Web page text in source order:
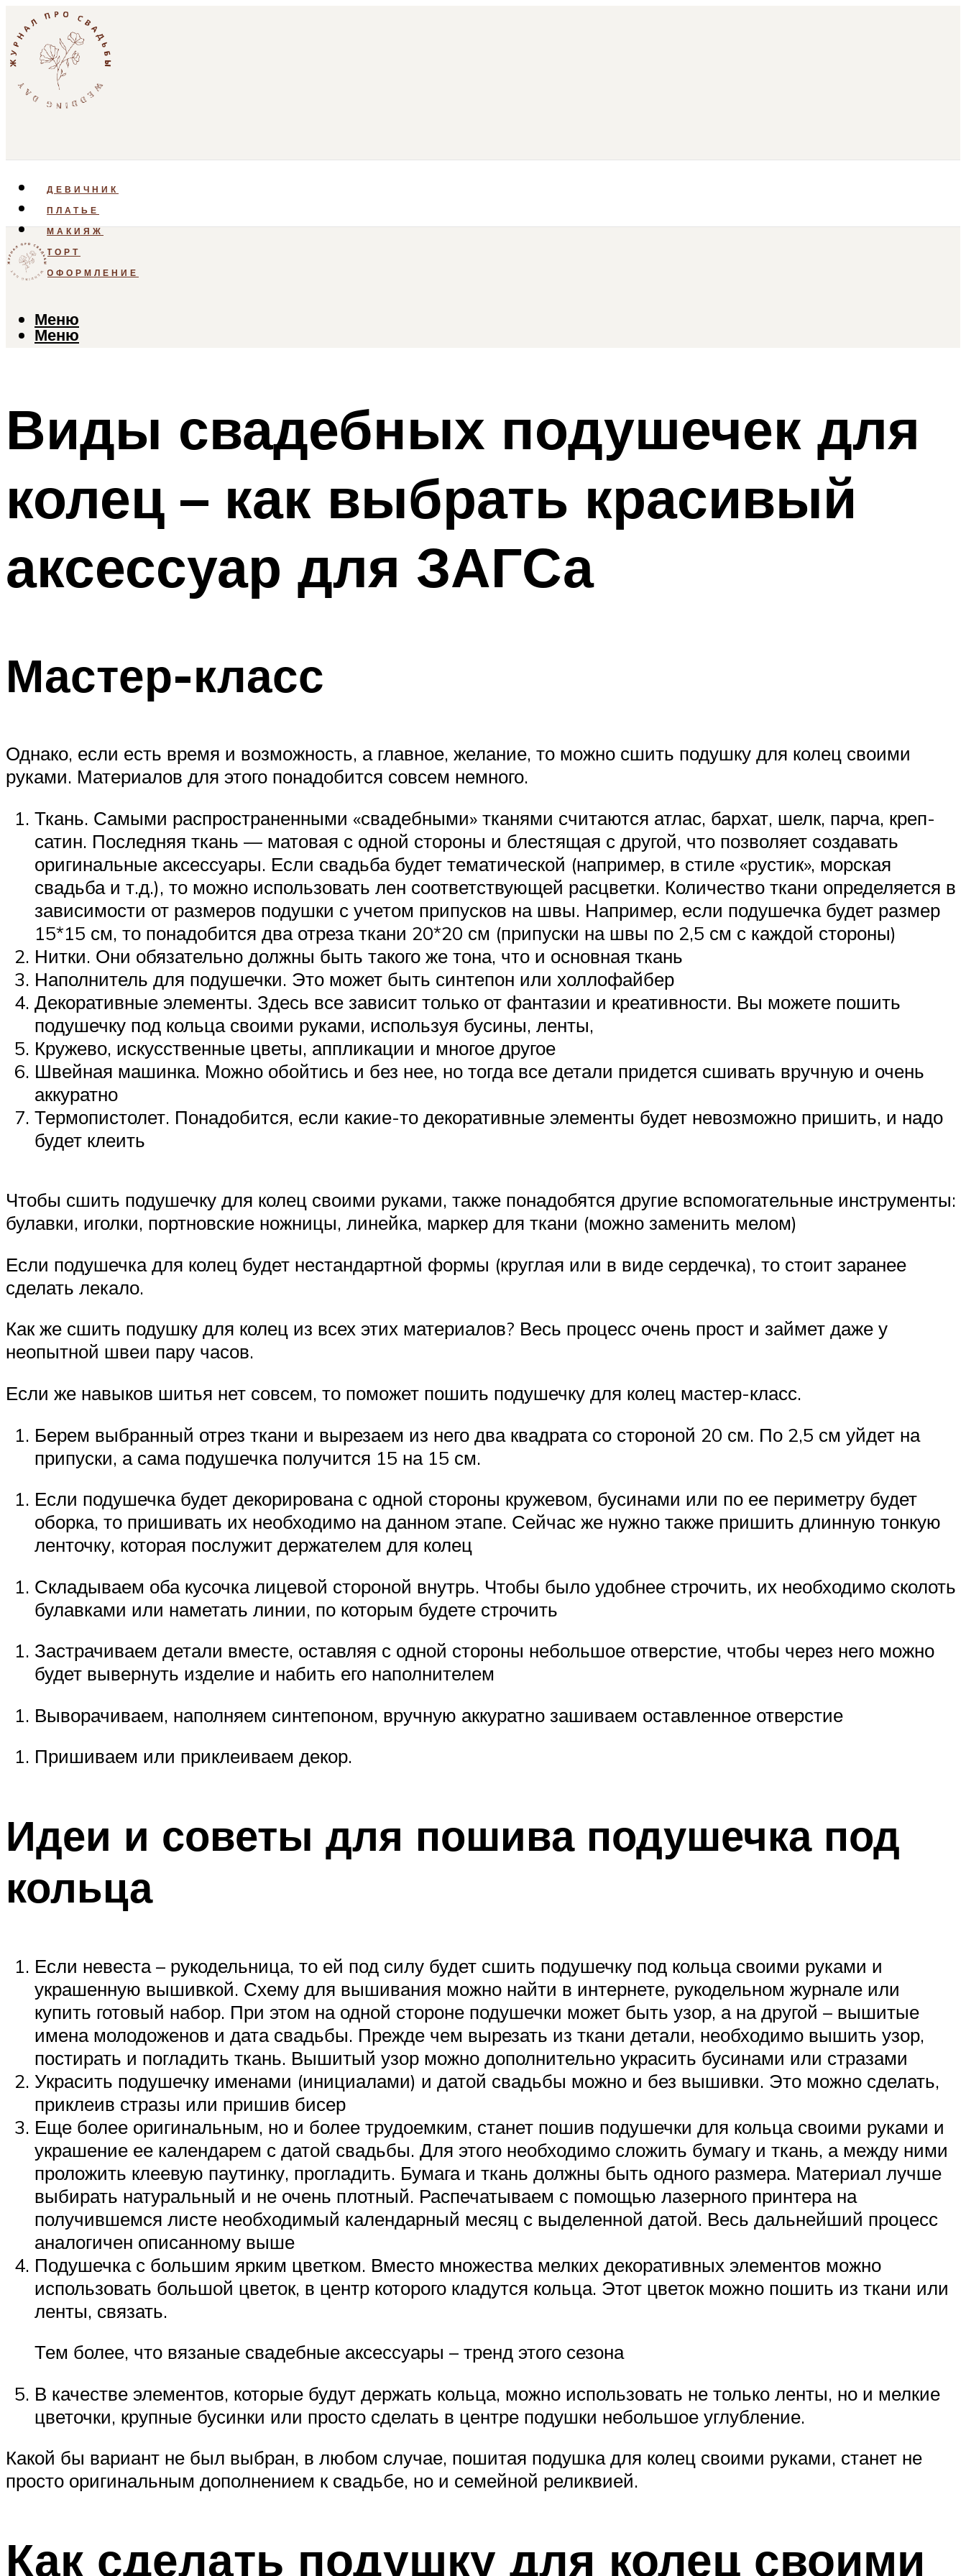
ДЕВИЧНИК
ПЛАТЬЕ
МАКИЯЖ
ТОРТ
ОФОРМЛЕНИЕ
Меню
Меню
Виды свадебных подушечек для
колец – как выбрать красивый
аксессуар для ЗАГСа
Мастер-класс
Однако, если есть время и возможность, а главное, желание, то можно сшить подушку для колец своими
руками. Материалов для этого понадобится совсем немного.
Ткань. Самыми распространенными «свадебными» тканями считаются атлас, бархат, шелк, парча, креп-
сатин. Последняя ткань — матовая с одной стороны и блестящая с другой, что позволяет создавать
оригинальные аксессуары. Если свадьба будет тематической (например, в стиле «рустик», морская
свадьба и т.д.), то можно использовать лен соответствующей расцветки. Количество ткани определяется в
зависимости от размеров подушки с учетом припусков на швы. Например, если подушечка будет размер
15*15 см, то понадобится два отреза ткани 20*20 см (припуски на швы по 2,5 см с каждой стороны)
Нитки. Они обязательно должны быть такого же тона, что и основная ткань
Наполнитель для подушечки. Это может быть синтепон или холлофайбер
Декоративные элементы. Здесь все зависит только от фантазии и креативности. Вы можете пошить
подушечку под кольца своими руками, используя бусины, ленты,
Кружево, искусственные цветы, аппликации и многое другое
Швейная машинка. Можно обойтись и без нее, но тогда все детали придется сшивать вручную и очень
аккуратно
Термопистолет. Понадобится, если какие-то декоративные элементы будет невозможно пришить, и надо
будет клеить
Чтобы сшить подушечку для колец своими руками, также понадобятся другие вспомогательные инструменты:
булавки, иголки, портновские ножницы, линейка, маркер для ткани (можно заменить мелом)
Если подушечка для колец будет нестандартной формы (круглая или в виде сердечка), то стоит заранее
сделать лекало.
Как же сшить подушку для колец из всех этих материалов? Весь процесс очень прост и займет даже у
неопытной швеи пару часов.
Если же навыков шитья нет совсем, то поможет пошить подушечку для колец мастер-класс.
Берем выбранный отрез ткани и вырезаем из него два квадрата со стороной 20 см. По 2,5 см уйдет на
припуски, а сама подушечка получится 15 на 15 см.
Если подушечка будет декорирована с одной стороны кружевом, бусинами или по ее периметру будет
оборка, то пришивать их необходимо на данном этапе. Сейчас же нужно также пришить длинную тонкую
ленточку, которая послужит держателем для колец
Складываем оба кусочка лицевой стороной внутрь. Чтобы было удобнее строчить, их необходимо сколоть
булавками или наметать линии, по которым будете строчить
Застрачиваем детали вместе, оставляя с одной стороны небольшое отверстие, чтобы через него можно
будет вывернуть изделие и набить его наполнителем
Выворачиваем, наполняем синтепоном, вручную аккуратно зашиваем оставленное отверстие
Пришиваем или приклеиваем декор.
Идеи и советы для пошива подушечка под
кольца
Если невеста – рукодельница, то ей под силу будет сшить подушечку под кольца своими руками и
украшенную вышивкой. Схему для вышивания можно найти в интернете, рукодельном журнале или
купить готовый набор. При этом на одной стороне подушечки может быть узор, а на другой – вышитые
имена молодоженов и дата свадьбы. Прежде чем вырезать из ткани детали, необходимо вышить узор,
постирать и погладить ткань. Вышитый узор можно дополнительно украсить бусинами или стразами
Украсить подушечку именами (инициалами) и датой свадьбы можно и без вышивки. Это можно сделать,
приклеив стразы или пришив бисер
Еще более оригинальным, но и более трудоемким, станет пошив подушечки для кольца своими руками и
украшение ее календарем с датой свадьбы. Для этого необходимо сложить бумагу и ткань, а между ними
проложить клеевую паутинку, прогладить. Бумага и ткань должны быть одного размера. Материал лучше
выбирать натуральный и не очень плотный. Распечатываем с помощью лазерного принтера на
получившемся листе необходимый календарный месяц с выделенной датой. Весь дальнейший процесс
аналогичен описанному выше
Подушечка с большим ярким цветком. Вместо множества мелких декоративных элементов можно
использовать большой цветок, в центр которого кладутся кольца. Этот цветок можно пошить из ткани или
ленты, связать.
Тем более, что вязаные свадебные аксессуары – тренд этого сезона
В качестве элементов, которые будут держать кольца, можно использовать не только ленты, но и мелкие
цветочки, крупные бусинки или просто сделать в центре подушки небольшое углубление.
Какой бы вариант не был выбран, в любом случае, пошитая подушка для колец своими руками, станет не
просто оригинальным дополнением к свадьбе, но и семейной реликвией.
Как сделать подушку для колец своими